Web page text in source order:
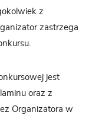
z
zastrzega
jest
oraz z
Organizatora w